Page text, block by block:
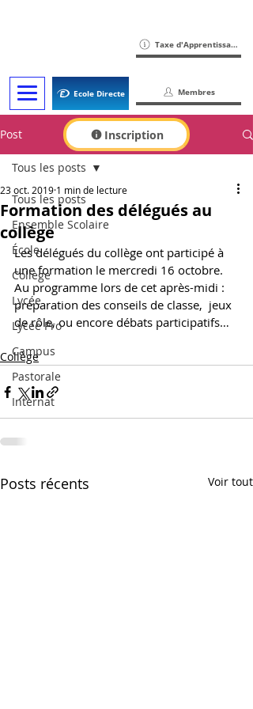
Ecole Directe
Taxe d'Apprentissage
Membres
Inscription
Post
Tous les posts
Ensemble Scolaire
École
Collège
Lycée
Lycée Pro
Campus
Pastorale
Internat
Tous les posts
Formation des délégués au
collège
23 oct. 2019 1 min de lecture
Les délégués du collège ont participé à
une formation le mercredi 16 octobre.
Au programme lors de cet après-midi :
préparation des conseils de classe,  jeux
de rôle, ou encore débats participatifs…
Collège
Posts récents Voir tout